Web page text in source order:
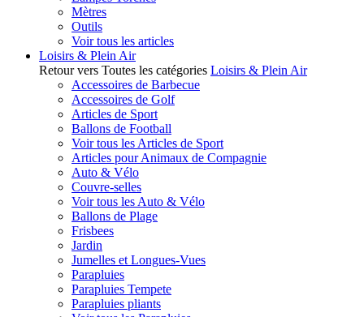
Mètres
Outils
Voir tous les articles
Loisirs & Plein Air
Retour vers Toutes les catégories Loisirs & Plein Air
Accessoires de Barbecue
Accessoires de Golf
Articles de Sport
Ballons de Football
Voir tous les Articles de Sport
Articles pour Animaux de Compagnie
Auto & Vélo
Couvre-selles
Voir tous les Auto & Vélo
Ballons de Plage
Frisbees
Jardin
Jumelles et Longues-Vues
Parapluies
Parapluies Tempete
Parapluies pliants